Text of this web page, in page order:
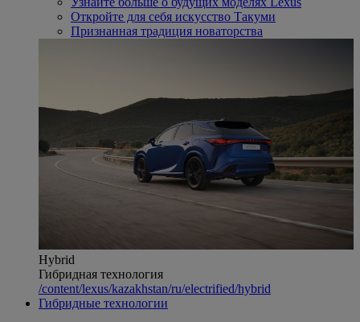
Откройте для себя искусство Такуми
Признанная традиция новаторства
Hybrid
Гибридная технология
/content/lexus/kazakhstan/ru/electrified/hybrid
Гибридные технологии